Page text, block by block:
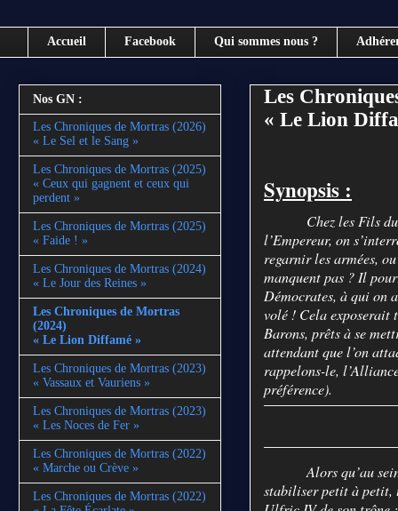
Accueil Facebook Qui sommes nous ?
Les
« Le Lion
Synopsis :
Chez les Fils
l’Empereur, on
regarnir les armées,
manquent pas ? Il
Démocrates, à qui on
volé ! Cela exposerait
Barons, prêts à se
attendant que l’on
rappelons-le,
préférence).
Alors qu’au
stabiliser petit à petit,
Nos GN :
Les Chroniques de Mortras (2026)
« Le Sel et le Sang »
Les Chroniques de Mortras (2025)
« Ceux qui gagnent et ceux qui
perdent »
Les Chroniques de Mortras (2025)
« Faide ! »
Les Chroniques de Mortras (2024)
« Le Jour des Reines »
Les Chroniques de Mortras
(2024)
« Le Lion Diffamé »
Les Chroniques de Mortras (2023)
« Vassaux et Vauriens »
Les Chroniques de Mortras (2023)
« Les Noces de Fer »
Les Chroniques de Mortras (2022)
« Marche ou Crève »
Les Chroniques de Mortras (2022)